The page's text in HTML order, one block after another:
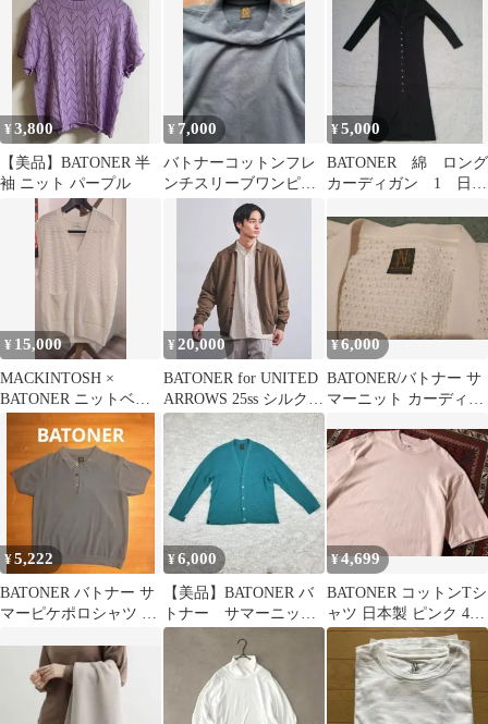
ズ1
¥3,800
【美品】BATONER 半
袖 ニット パープル
¥ 7,000
バトナーコットンフレ
ンチスリーブワンピー
¥5,000
BATONER 綿 ロング
カーディガン 1 日本
¥ 15,000
MACKINTOSH ×
BATONER ニットベス
¥20,000
BATONER for UNITED
ARROWS 25ss シルクカ
ーディガン
¥6,000
BATONER/バトナー サ
マーニット カーディガ
¥5,222
BATONER バトナー サ
マーピケポロシャツ 鹿
¥6,000
【美品】BATONER バ
トナー サマーニッ
ト カーディガン V
ネック メッシュ
¥4,699
BATONER コットンTシ
ャツ 日本製 ピンク 4 L
相当 バトナー